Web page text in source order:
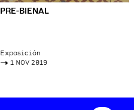
PRE-BIENAL
Exposición
-> 1 NOV 2019